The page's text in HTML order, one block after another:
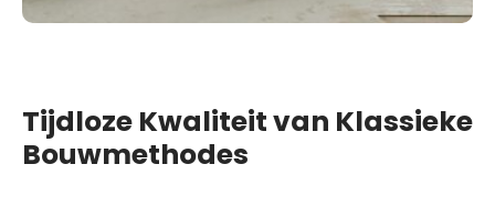
Tijdloze Kwaliteit van Klassieke
Bouwmethodes